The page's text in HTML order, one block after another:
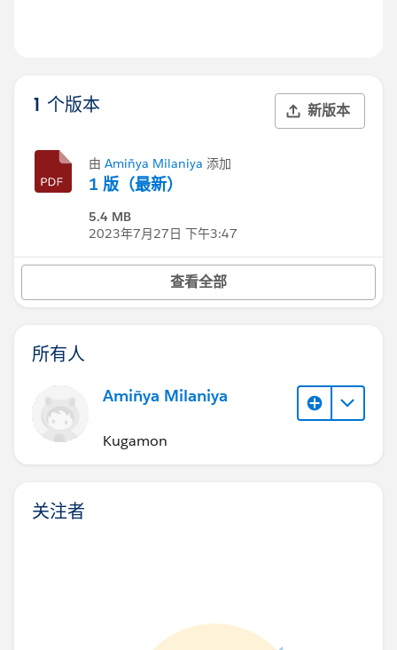
1 个版本 新版本
由 Amiñya Milaniya 添加
1 版（最新）
5.4 MB
2023年7月27日 下午3:47
查看全部
所有人
Amiñya Milaniya
Kugamon
关注者